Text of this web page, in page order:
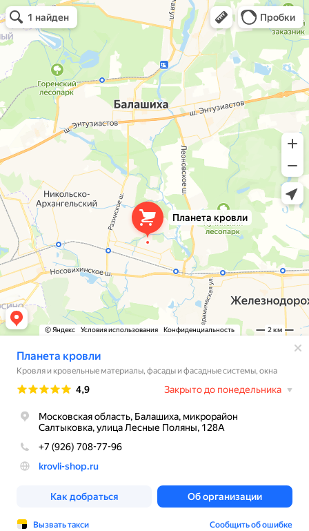
Планета кровли
Кровля и кровельные материалы в Балашихе
Окна в Балашихе